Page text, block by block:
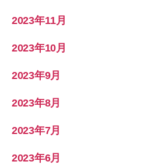
2023年11月
2023年10月
2023年9月
2023年8月
2023年7月
2023年6月